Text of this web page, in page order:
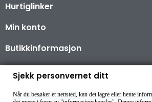
Hurtiglinker
Min konto
Butikkinformasjon
Copyright © 2026
Sjekk personvernet ditt
Når du besøker et nettsted, kan det lagre eller hente